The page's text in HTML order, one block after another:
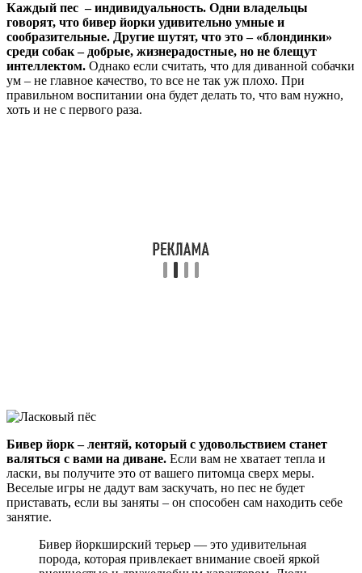
Каждый пес – индивидуальность. Одни владельцы
говорят, что бивер йорки удивительно умные и
сообразительные. Другие шутят, что это – «блондинки»
среди собак – добрые, жизнерадостные, но не блещут
интеллектом. Однако если считать, что для диванной собачки
ум – не главное качество, то все не так уж плохо. При
правильном воспитании она будет делать то, что вам нужно,
хоть и не с первого раза.
Бивер йорк – лентяй, который с удовольствием станет
валяться с вами на диване. Если вам не хватает тепла и
ласки, вы получите это от вашего питомца сверх меры.
Веселые игры не дадут вам заскучать, но пес не будет
приставать, если вы заняты – он способен сам находить себе
занятие.
Бивер йоркширский терьер — это удивительная
порода, которая привлекает внимание своей яркой